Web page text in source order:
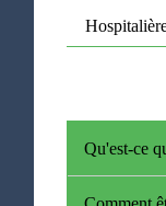
Qu'est-ce